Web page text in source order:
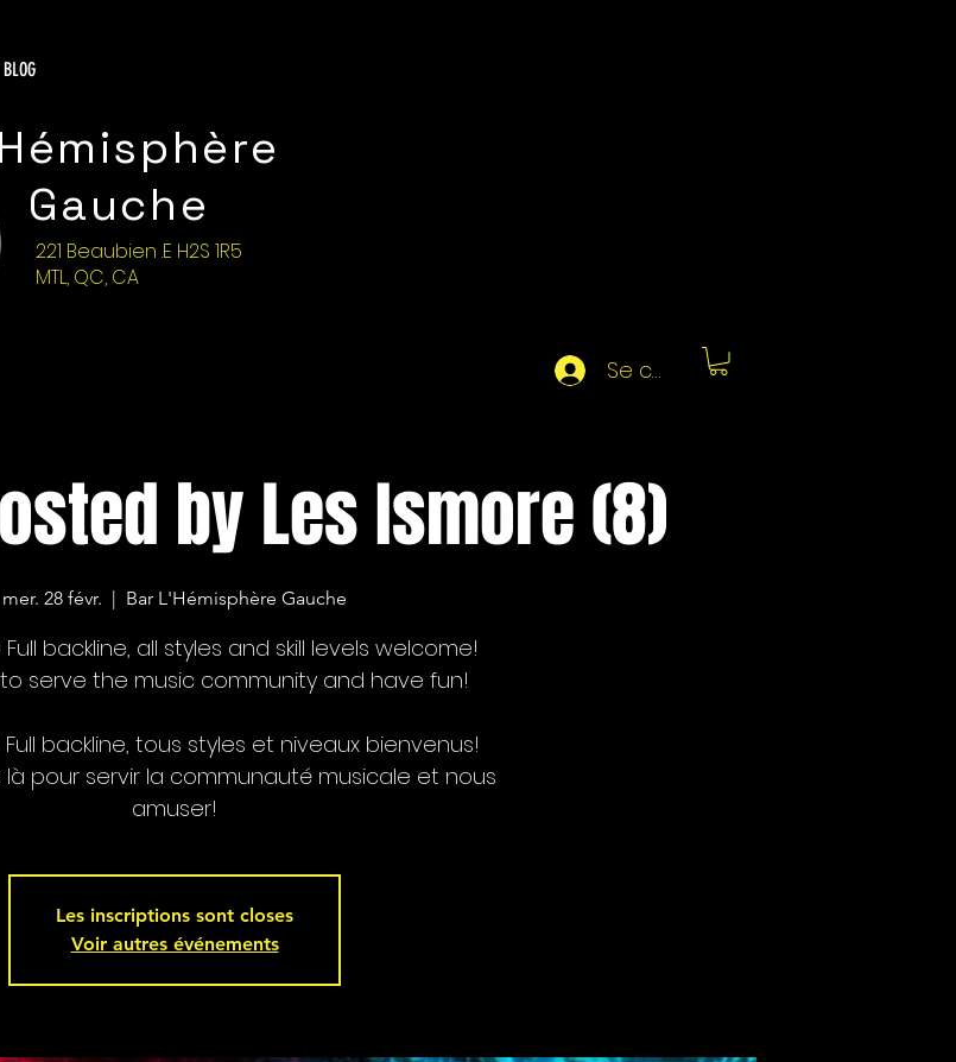
221 Beaubien .E H2S 1R5
MTL, QC, CA
Gauche
BLOG
Se connecter
by Les Ismore (8)
mer. 28 févr.
  |
Bar L'Hémisphère Gauche
Full backline, all styles and skill levels welcome!
serve the music community and have fun!
Full backline, tous styles et niveaux bienvenus!
là pour servir la communauté musicale et nous
amuser!
Les inscriptions sont closes
Voir autres événements